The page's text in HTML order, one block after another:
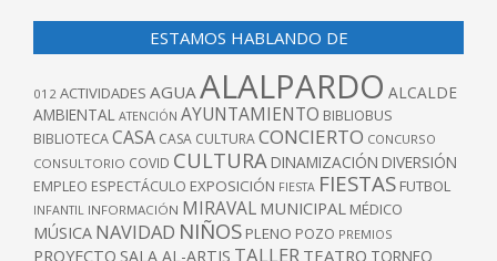
ESTAMOS HABLANDO DE
012 ACTIVIDADES AGUAALALPARDO ALCALDE
AMBIENTAL ATENCIÓN AYUNTAMIENTO BIBLIOBUS
BIBLIOTECACASA CASA CULTURACONCIERTO CONCURSO
CONSULTORIO COVID CULTURA DINAMIZACIÓN DIVERSIÓN
EMPLEO ESPECTÁCULO EXPOSICIÓN FIESTA FIESTAS FUTBOL
INFANTIL INFORMACIÓN MIRAVAL MUNICIPAL MÉDICO
MÚSICA NAVIDAD NIÑOS PLENO POZO PREMIOS
PROYECTO SALA AL-ARTIS TALLER TEATRO TORNEO